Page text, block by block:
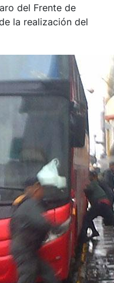
del Frente de
la realización del